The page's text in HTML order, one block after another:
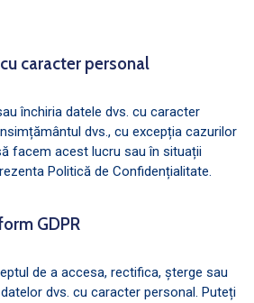
caracter personal
închiria datele dvs. cu caracter
dvs., cu excepția cazurilor
facem acest lucru sau în situații
Politică de Confidențialitate.
GDPR
de a accesa, rectifica, șterge sau
dvs. cu caracter personal. Puteți